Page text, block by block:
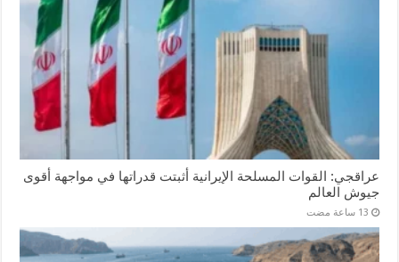
عراقجي: القوات المسلحة الإيرانية أثبتت قدراتها في مواجهة أقوى
جيوش العالم